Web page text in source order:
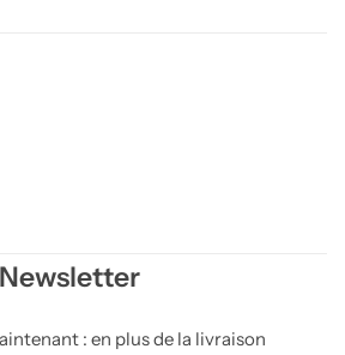
: en plus de la livraison